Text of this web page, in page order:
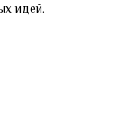
идей.